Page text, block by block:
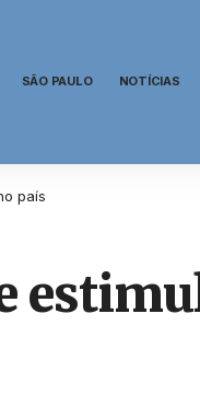
SÃO PAULO NOTÍCIAS
país